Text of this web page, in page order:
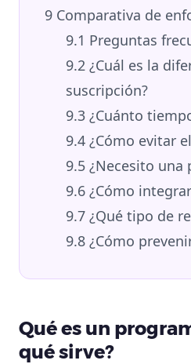
9 Comparativa de
9.1 Preguntas
9.2 ¿Cuál es la
suscripción?
9.3 ¿Cuánto
9.4 ¿Cómo evitar
9.5 ¿Necesito una
9.6 ¿Cómo
9.7 ¿Qué tipo de
9.8 ¿Cómo
Qué es un
qué sirve?